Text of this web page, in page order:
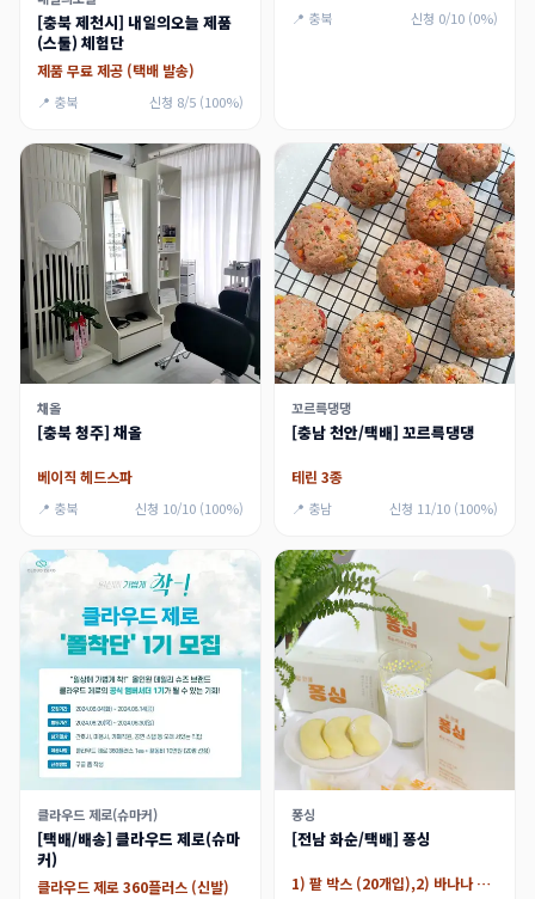
[충북 제천시] 내일의오늘 제품
(스툴) 체험단
제품 무료 제공 (택배 발송)
📍 충북 신청 8/5 (100%)
📍 충북 신청 0/10 (0%)
채올
[충북 청주] 채올
베이직 헤드스파
📍 충북 신청 10/10 (100%)
꼬르륵댕댕
[충남 천안/택배] 꼬르륵댕댕
테린 3종
📍 충남 신청 11/10 (100%)
클라우드 제로(슈마커)
[택배/배송] 클라우드 제로(슈마
커)
클라우드 제로 360플러스 (신발)
퐁싱
[전남 화순/택배] 퐁싱
1) 팥 박스 (20개입),2) 바나나 박스 (20개입),3) [택배] 팥 박스 (20개입),4) [택배] 바나나 박스 (20개입)